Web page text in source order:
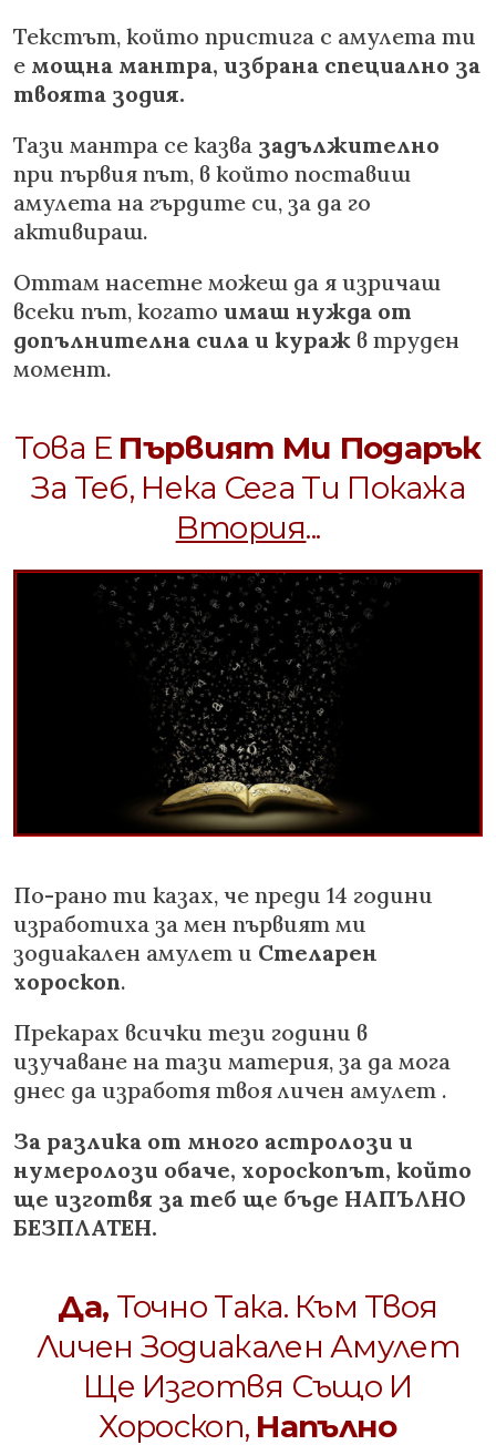
Текстът, който пристига с амулета ти
е мощна мантра, избрана специално за
твоята зодия.
Тази мантра се казва задължително
при първия път, в който поставиш
амулета на гърдите си, за да го
активираш.
Оттам насетне можеш да я изричаш
всеки път, когато имаш нужда от
допълнителна сила и кураж в труден
момент.
Това Е Първият Ми Подарък
За Теб, Нека Сега Ти Покажа
Втория...
По-рано ти казах, че преди 14 години
изработиха за мен първият ми
зодиакален амулет и Стеларен
хороскоп.
Прекарах всички тези години в
изучаване на тази материя, за да мога
днес да изработя твоя личен амулет .
За разлика от много астролози и
нумеролози обаче, хороскопът, който
ще изготвя за теб ще бъде НАПЪЛНО
БЕЗПЛАТЕН.
Да, Точно Така. Към Твоя
Личен Зодиакален Амулет
Ще Изготвя Също И
Хороскоп, Напълно